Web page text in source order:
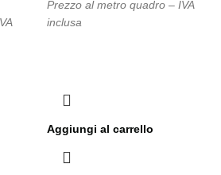
Prezzo al metro quadro – IVA
inclusa
Aggiungi al carrello